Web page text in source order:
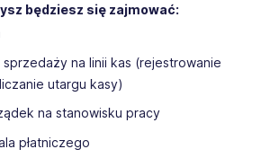
pracę przeszło 50 000 pracowników
znajdujemy pracowników dla
jak również małych rodzinnych
Agencja jest wpisana pod nr
Agencji Zatrudnienia.
Klienta, poszukujemy osób do pracy
klienta w markecie
będziesz się zajmować:
sprzedaży na linii kas (rejestrowanie
utargu kasy)
na stanowisku pracy
płatniczego